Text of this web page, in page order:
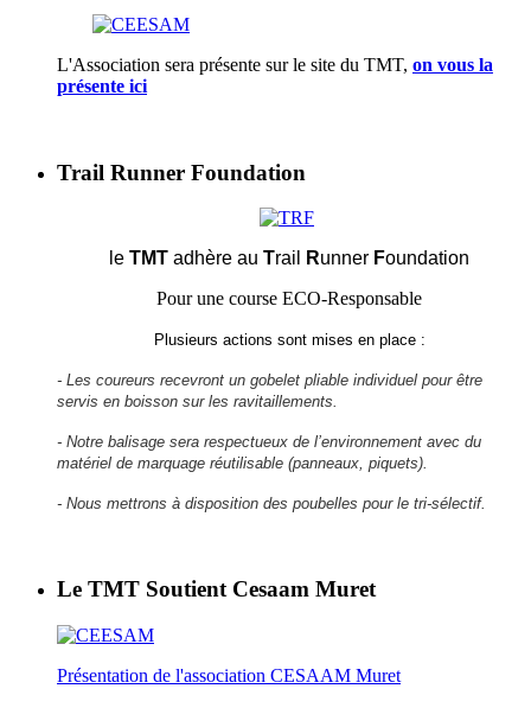
L'Association sera présente sur le site du TMT, on vous la
présente ici
Trail Runner Foundation
le TMT adhère au Trail Runner Foundation
Pour une course ECO-Responsable
Plusieurs actions sont mises en place :
- Les coureurs recevront un gobelet pliable individuel pour être
servis en boisson sur les ravitaillements.
- Notre balisage sera respectueux de l’environnement avec du
matériel de marquage réutilisable (panneaux, piquets).
- Nous mettrons à disposition des poubelles pour le tri-sélectif.
Le TMT Soutient Cesaam Muret
Présentation de l'association CESAAM Muret